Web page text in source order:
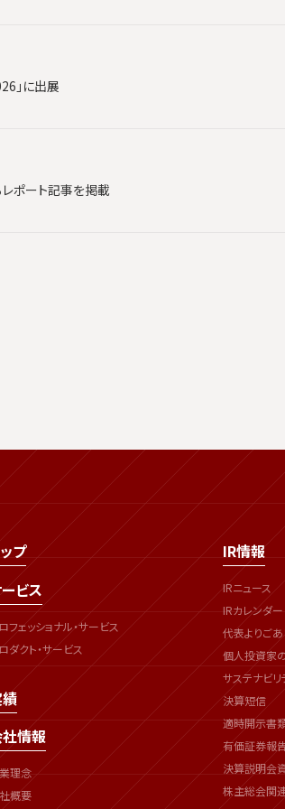
」に出展
ポート記事を掲載
プ
ビス
フェッショナル・サービス
ダクト・サービス
情報
理念
概要
IR情報
IRニュース
IRカレンダー
代表よりご
個人投資家
サステナビリ
決算短信
適時開示書
有価証券報
決算説明会
株主総会関